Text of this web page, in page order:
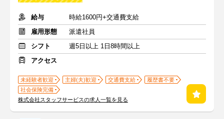
給与
時給1600円+交通費支給
雇用形態
派遣社員
シフト
週5日以上 1日8時間以上
アクセス
未経験者歓迎 主婦(夫)歓迎 交通費支給
履歴書不要
社会保険完備
株式会社スタッフサービスの求人一覧を見る